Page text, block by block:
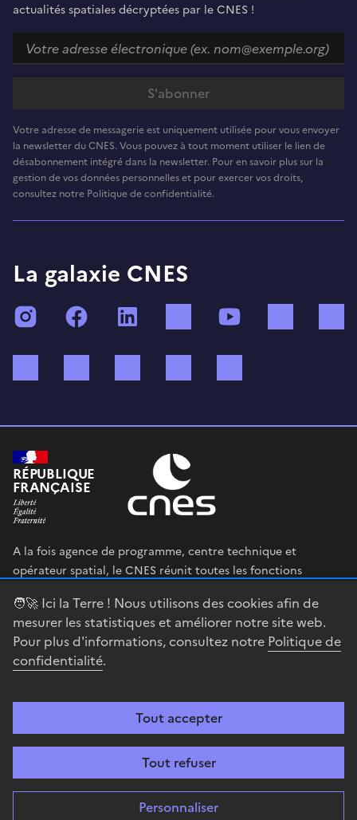
🧑‍🚀 Ici la Terre ! Nous utilisons des cookies afin de
mesurer les statistiques et améliorer notre site web.
Pour plus d'informations, consultez notre Politique de
confidentialité.
Tout accepter
Tout refuser
Personnaliser
actualités spatiales décryptées par le CNES !
Votre adresse de messagerie est uniquement utilisée pour vous envoyer
la newsletter du CNES. Vous pouvez à tout moment utiliser le lien de
désabonnement intégré dans la newsletter. Pour en savoir plus sur la
gestion de vos données personnelles et pour exercer vos droits,
consultez notre Politique de confidentialité.
La galaxie CNES
InstagramFacebook TikTok
RÉPUBLIQUE
FRANÇAISE
A la fois agence de programme, centre technique et
opérateur spatial, le CNES réunit toutes les fonctions
en œuvre sa stratégie spatiale.
legifrance.gouv.fr
gouvernement.fr
Accessibilité : partiellement conforme Mentions légales
Gestion des cookies
guyanais
Sauf mention explicite de propriété intellectuelle détenue par des tiers,